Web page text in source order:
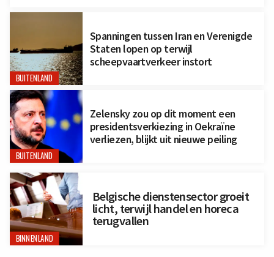
BUITENLAND
Spanningen tussen Iran en Verenigde
Staten lopen op terwijl
scheepvaartverkeer instort
BUITENLAND
Zelensky zou op dit moment een
presidentsverkiezing in Oekraïne
verliezen, blijkt uit nieuwe peiling
BINNENLAND
Belgische dienstensector groeit
licht, terwijl handel en horeca
terugvallen